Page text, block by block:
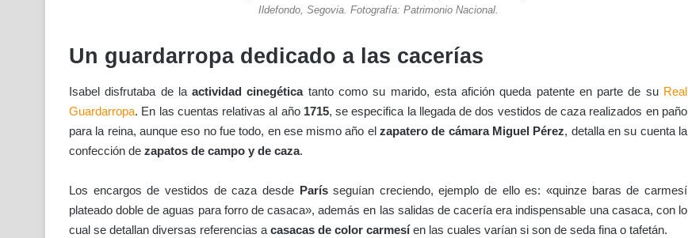
Ildefondo, Segovia. Fotografía: Patrimonio Nacional.
Un guardarropa dedicado a las cacerías
Isabel disfrutaba de laactividad cinegéticatanto como su marido, esta afición queda patente en parte de su Real
Guardarropa. En las cuentas relativas al año 1715, se especifica la llegada de dos vestidos de caza realizados en paño
para la reina, aunque eso no fue todo, en ese mismo año elzapatero de cámara Miguel Pérez, detalla en su cuenta la
confección de zapatos de campo y de caza.
Los encargos de vestidos de caza desde Parísseguían creciendo, ejemplo de ello es: «quinze baras de carmesí
plateado doble de aguas para forro de casaca», además en las salidas de cacería era indispensable una casaca, con lo
cual se detallan diversas referencias a casacas de color carmesíen las cuales varían si son de seda fina o tafetán.